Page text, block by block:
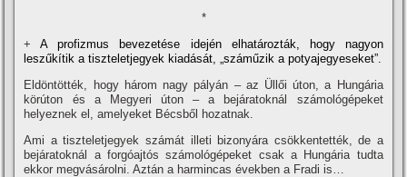
*
+ A profizmus bevezetése idején elhatározták, hogy nagyon
leszűkí­tik a tiszteletjegyek kiadását, „száműzik a potyajegyeseket”.
Eldöntötték, hogy három nagy pályán – az Üllői úton, a Hungária
körúton és a Megyeri úton – a bejáratoknál számológépeket
helyeznek el, amelyeket Bécsből hozatnak.
Ami a tiszteletjegyek számát illeti bizonyára csökkentették, de a
bejáratoknál a forgóajtós számológépeket csak a Hungária tudta
ekkor megvásárolni. Aztán a harmincas években a Fradi is…